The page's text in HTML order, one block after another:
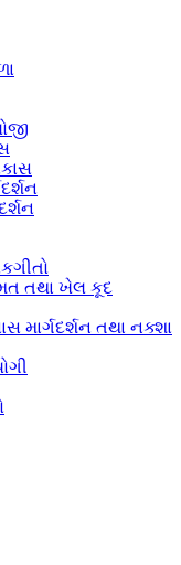
તથા ખેલ કૂદ
માર્ગદર્શન તથા નક્શા